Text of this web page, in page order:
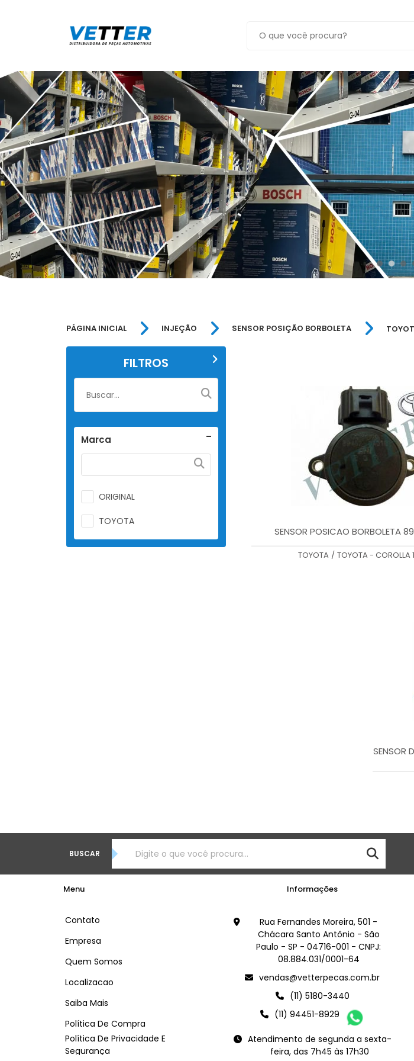
PÁGINA INICIAL INJEÇÃO SENSOR POSIÇÃO BORBOLETA
FILTROS
Marca
ORIGINAL
TOYOTA
SENSOR POSICAO BORBOLETA
TOYOTA / TOYOTA - COROLLA
SENSOR
BUSCAR
Menu
Contato
Empresa
Quem Somos
Localizacao
Saiba Mais
Política De Compra
Política De Privacidade E
Segurança
Informações
Rua Fernandes Moreira, 501 -
Chácara Santo Antônio - São
Paulo - SP - 04716-001 - CNPJ:
08.884.031/0001-64
vendas@vetterpecas.com.br
(11) 5180-3440
(11) 94451-8929
Atendimento de segunda a sexta-
feira, das 7h45 às 17h30